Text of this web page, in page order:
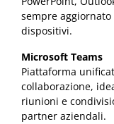
sempre
dispositivi.
Microsoft Teams
Piattaforma
collaborazione,
riunioni e
partner aziendali.